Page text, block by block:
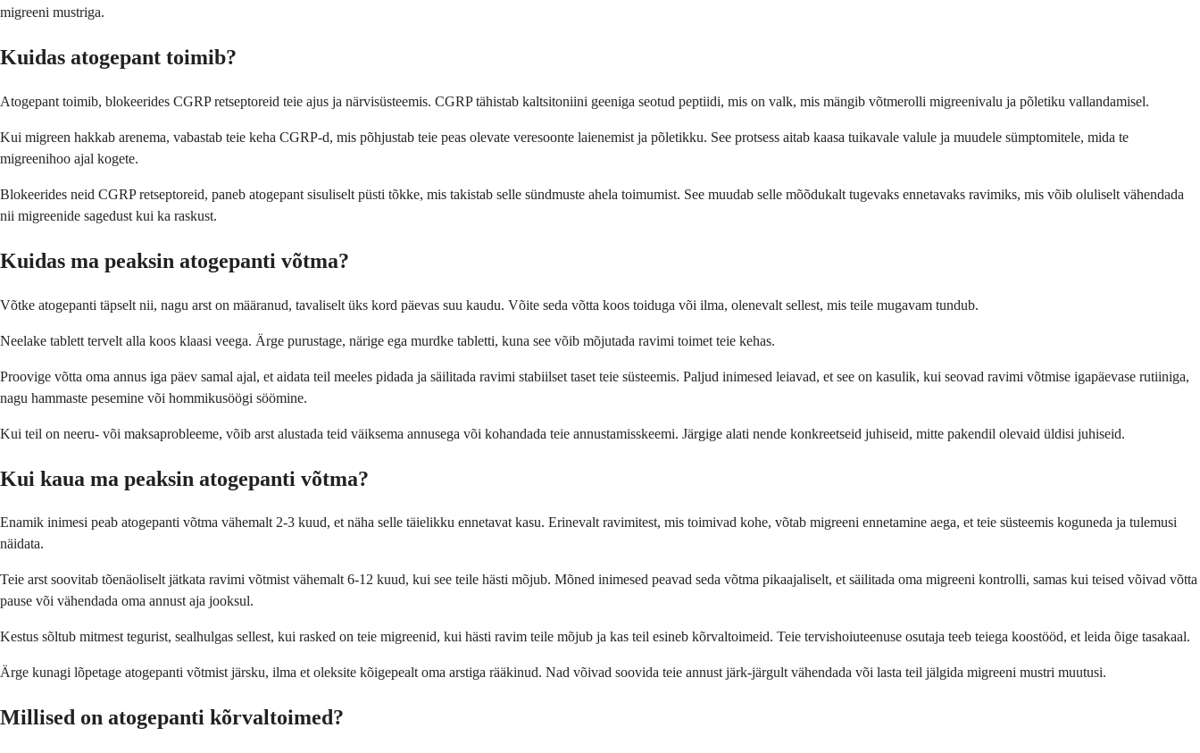
migreeni mustriga.
Kuidas atogepant toimib?
Atogepant toimib, blokeerides CGRP retseptoreid teie ajus ja närvisüsteemis. CGRP tähistab kaltsitoniini geeniga seotud peptiidi, mis on valk, mis mängib võtmerolli migreenivalu ja põletiku vallandamisel.
Kui migreen hakkab arenema, vabastab teie keha CGRP-d, mis põhjustab teie peas olevate veresoonte laienemist ja põletikku. See protsess aitab kaasa tuikavale valule ja muudele sümptomitele, mida te
migreenihoo ajal kogete.
Blokeerides neid CGRP retseptoreid, paneb atogepant sisuliselt püsti tõkke, mis takistab selle sündmuste ahela toimumist. See muudab selle mõõdukalt tugevaks ennetavaks ravimiks, mis võib oluliselt vähendada
nii migreenide sagedust kui ka raskust.
Kuidas ma peaksin atogepanti võtma?
Võtke atogepanti täpselt nii, nagu arst on määranud, tavaliselt üks kord päevas suu kaudu. Võite seda võtta koos toiduga või ilma, olenevalt sellest, mis teile mugavam tundub.
Neelake tablett tervelt alla koos klaasi veega. Ärge purustage, närige ega murdke tabletti, kuna see võib mõjutada ravimi toimet teie kehas.
Proovige võtta oma annus iga päev samal ajal, et aidata teil meeles pidada ja säilitada ravimi stabiilset taset teie süsteemis. Paljud inimesed leiavad, et see on kasulik, kui seovad ravimi võtmise igapäevase rutiiniga,
nagu hammaste pesemine või hommikusöögi söömine.
Kui teil on neeru- või maksaprobleeme, võib arst alustada teid väiksema annusega või kohandada teie annustamisskeemi. Järgige alati nende konkreetseid juhiseid, mitte pakendil olevaid üldisi juhiseid.
Kui kaua ma peaksin atogepanti võtma?
Enamik inimesi peab atogepanti võtma vähemalt 2-3 kuud, et näha selle täielikku ennetavat kasu. Erinevalt ravimitest, mis toimivad kohe, võtab migreeni ennetamine aega, et teie süsteemis koguneda ja tulemusi
näidata.
Teie arst soovitab tõenäoliselt jätkata ravimi võtmist vähemalt 6-12 kuud, kui see teile hästi mõjub. Mõned inimesed peavad seda võtma pikaajaliselt, et säilitada oma migreeni kontrolli, samas kui teised võivad võtta
pause või vähendada oma annust aja jooksul.
Kestus sõltub mitmest tegurist, sealhulgas sellest, kui rasked on teie migreenid, kui hästi ravim teile mõjub ja kas teil esineb kõrvaltoimeid. Teie tervishoiuteenuse osutaja teeb teiega koostööd, et leida õige tasakaal.
Ärge kunagi lõpetage atogepanti võtmist järsku, ilma et oleksite kõigepealt oma arstiga rääkinud. Nad võivad soovida teie annust järk-järgult vähendada või lasta teil jälgida migreeni mustri muutusi.
Millised on atogepanti kõrvaltoimed?